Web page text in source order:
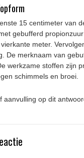
15 centimeter van
gebufferd
meter.
De merknaam van
werkzame stoffen zijn
schimmels en broei.
aanvulling op dit